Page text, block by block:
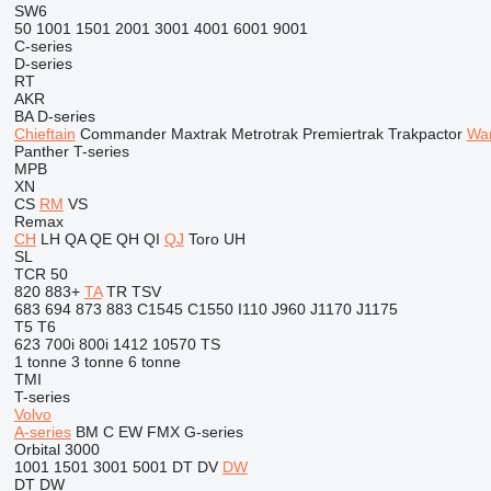
SW6
50 1001 1501 2001 3001 4001 6001 9001
C-series
D-series
RT
AKR
BA D-series
Chieftain Commander Maxtrak Metrotrak Premiertrak Trakpactor
Panther T-series
MPB
XN
CS RM VS
Remax
CH LH QA QE QH QI QJ Toro UH
SL
TCR 50
820 883+ TA TR TSV
683 694 873 883 C1545 C1550 I110 J960 J1170 J1175
T5 T6
623 700i 800i 1412 10570 TS
1 tonne 3 tonne 6 tonne
TMI
T-series
Volvo
A-series BM C EW FMX G-series
Orbital 3000
1001 1501 3001 5001 DT DV DW
DT DW